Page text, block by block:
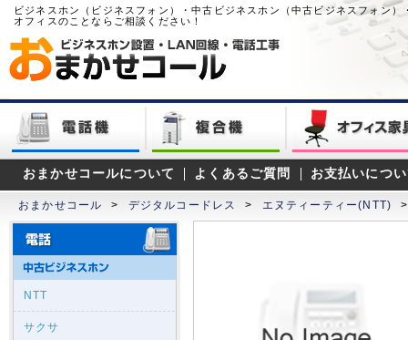
ビジネスホン（ビジネスフォン）・中古ビジネスホン（中古ビジネスフォン
オフィスのことならご相談ください！
おまかせコールについて よくあるご質問 お支払いにつ
おまかせコール > デジタルコードレス > エヌティーティー(NTT) >
NTT
サクサ